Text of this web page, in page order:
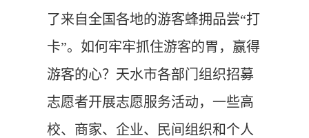
了来自全国各地的游客蜂拥品尝“打
卡”。如何牢牢抓住游客的胃，赢得
游客的心？天水市各部门组织招募
志愿者开展志愿服务活动，一些高
校、商家、企业、民间组织和个人